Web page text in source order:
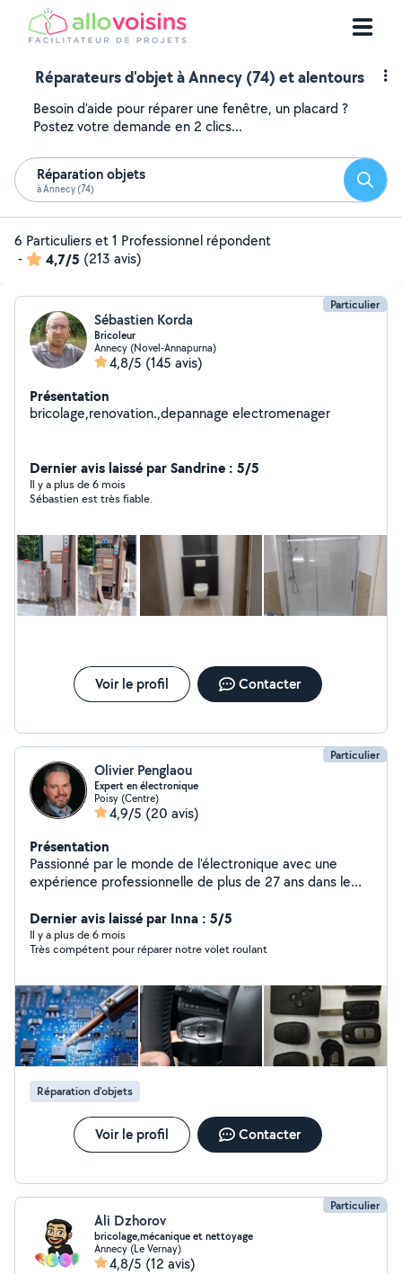
Réparateurs d'objet à Annecy (74) et alentours
Besoin d'aide pour réparer une fenêtre, un placard ?
Postez votre demande en 2 clics...
Réparation objets
à Annecy (74)
6 Particuliers et 1 Professionnel répondent
-
4,7/5 (213 avis)
Particulier
Sébastien Korda
Bricoleur
Annecy (Novel-Annapurna)
4,8/5 (145 avis)
Présentation
bricolage,renovation.,depannage electromenager
Dernier avis laissé par Sandrine : 5/5
Il y a plus de 6 mois
Sébastien est très fiable.
Voir le profil Contacter
Particulier
Olivier Penglaou
Expert en électronique
Poisy (Centre)
4,9/5 (20 avis)
Présentation
Passionné par le monde de l'électronique avec une
expérience professionnelle de plus de 27 ans dans le
propose mes services et mes compétences en
électronique dans le cadre de la réparation électronique
tout domaine (électroménager, motorisation
clé, télécommande, badge...) y compris cartes
industrielles. Mots clés : Peugeot, Renault, Opel, Somfy,
Profalux, Thermomix, Pioneer, Paco Jet, Xiaomi
Réparation Télécommande, Badge et Clé de voiture
Contact : O6 72 88 4I I3
Dernier avis laissé par Inna : 5/5
Il y a plus de 6 mois
Très compétent pour réparer notre volet roulant
Réparation d'objets
Voir le profil Contacter
Particulier
Ali Dzhorov
bricolage,mécanique et nettoyage
Annecy (Le Vernay)
4,8/5 (12 avis)